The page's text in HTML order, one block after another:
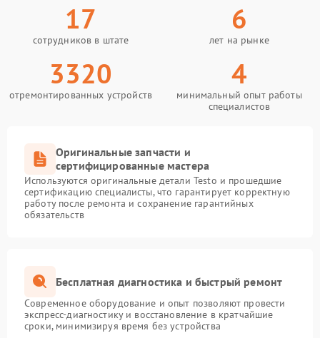
17
сотрудников в штате
6
лет на рынке
3320
отремонтированных устройств
4
минимальный опыт работы
специалистов
Оригинальные запчасти и
сертифицированные мастера
Используются оригинальные детали Testo и прошедшие
сертификацию специалисты, что гарантирует корректную
работу после ремонта и сохранение гарантийных
обязательств
Бесплатная диагностика и быстрый ремонт
Современное оборудование и опыт позволяют провести
экспресс-диагностику и восстановление в кратчайшие
сроки, минимизируя время без устройства